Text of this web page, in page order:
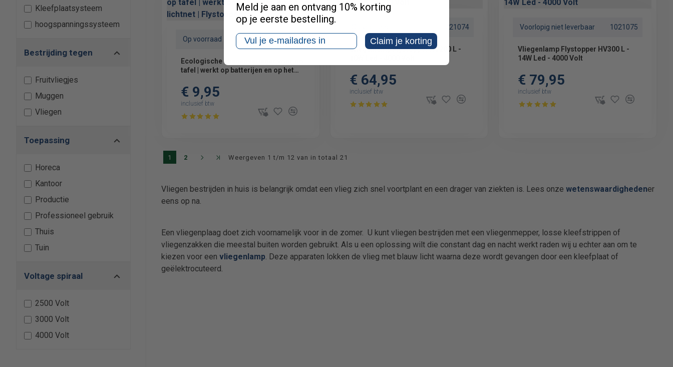
Kleefplaatsysteem
hoogspanningssysteem
Bestrijding tegen
Fruitvliegjes
Muggen
Vliegen
Toepassing
Horeca
Kantoor
Productie
Professioneel gebruik
Thuis
Tuin
Voltage spiraal
2500 Volt
3000 Volt
4000 Volt
Op voorraad 1025001
Ecologische vliegenverjager voor op
tafel | werkt op batterijen en op het
€ 9,95
inclusief btw
1021074
Vliegenlamp Flystopper HV200 L -
€ 64,95
inclusief btw
Voorlopig niet leverbaar 1021075
Vliegenlamp Flystopper HV300 L -
14W Led - 4000 Volt
€ 79,95
inclusief btw
1 2 Weergeven 1 t/m 12 van in totaal 21
Vliegen bestrijden in huis is belangrijk omdat een vlieg zich snel voortplant en een drager van ziekten is. Lees onze wetenswaardighedener
eens op na.
Een vliegenplaag doet zich voornamelijk voor in de zomer. U kunt vliegen bestrijden met een vliegenmepper, losse kleefstrippen of
vliegenzakken die meestal buiten worden gebruikt. Als u een oplossing wilt die constant dag en nacht werkt raden wij u echter aan om te
kiezen voor een vliegenlamp. Deze apparaten lokken de vlieg met blauw licht waarna deze wordt gevangen door een kleefplaat of
geëlektrocuteerd.
Meld je aan en ontvang 10% korting
op je eerste bestelling.
Email Claim je korting